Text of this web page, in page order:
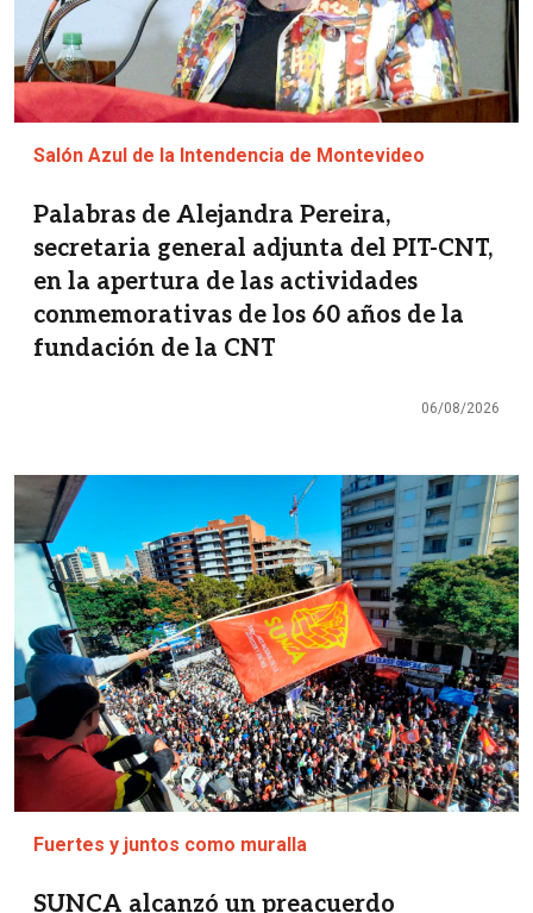
Salón Azul de la Intendencia de Montevideo
Palabras de Alejandra Pereira,
secretaria general adjunta del PIT-CNT,
en la apertura de las actividades
conmemorativas de los 60 años de la
fundación de la CNT
06/08/2026
Imagen
Fuertes y juntos como muralla
SUNCA alcanzó un preacuerdo